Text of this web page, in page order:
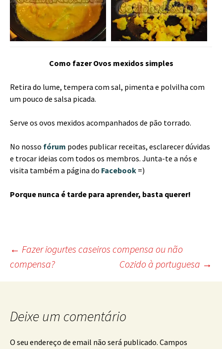
Como fazer Ovos mexidos simples
Retira do lume, tempera com sal, pimenta e polvilha com
um pouco de salsa picada.
Serve os ovos mexidos acompanhados de pão torrado.
No nosso fórum podes publicar receitas, esclarecer dúvidas
e trocar ideias com todos os membros. Junta-te a nós e
visita também a página do Facebook =)
Porque nunca é tarde para aprender, basta querer!
Post
navigation
← Fazer iogurtes caseiros compensa ou não
compensa?
Cozido à portuguesa →
Deixe um comentário
O seu endereço de email não será publicado. Campos